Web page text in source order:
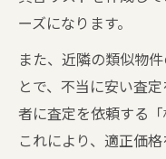
不動産買
ト
信頼関係を
ニケーショ
ーズになります。
また、近隣の類似物
とで、不当に安い査
者に査定を依頼する「
これにより、適正価